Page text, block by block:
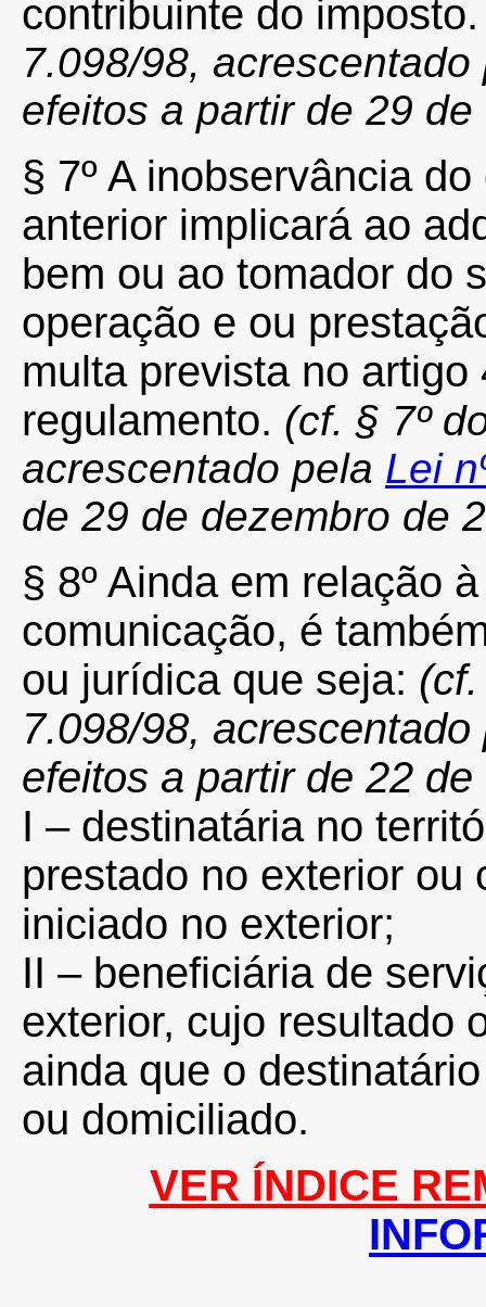
contribuinte do
7.098/98, acrescentado
efeitos a partir de 29
§ 7º A inobservância
anterior implicará ao
bem ou ao tomador do
operação e ou
multa prevista no
regulamento. (cf. § 7º
acrescentado pela Lei
de 29 de dezembro de
§ 8º Ainda em relação
comunicação, é
ou jurídica que seja:
7.098/98,
efeitos a partir de 22
I – destinatária no
prestado no exterior ou
iniciado no exterior;
II – beneficiária de
exterior, cujo resultado
ainda que o
ou domiciliado.
VER ÍNDICE